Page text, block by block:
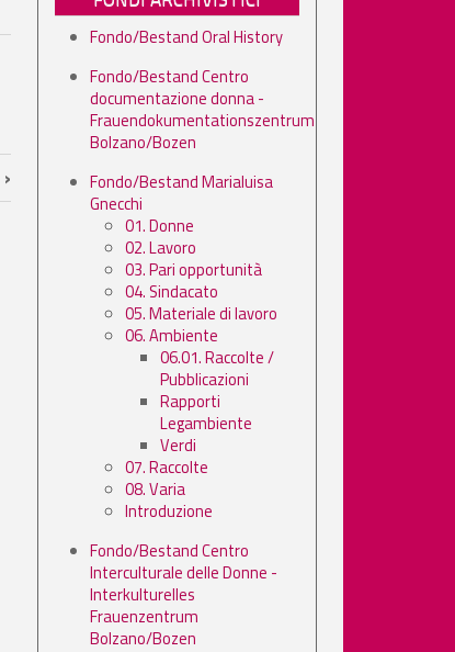
›
Fondo/Bestand Oral History
Fondo/Bestand Centro
documentazione donna -
Frauendokumentationszentrum
Bolzano/Bozen
Fondo/Bestand Marialuisa
Gnecchi
01. Donne
02. Lavoro
03. Pari opportunità
04. Sindacato
05. Materiale di lavoro
06. Ambiente
06.01. Raccolte /
Pubblicazioni
Rapporti
Legambiente
Verdi
07. Raccolte
08. Varia
Introduzione
Fondo/Bestand Centro
Interculturale delle Donne -
Interkulturelles
Frauenzentrum
Bolzano/Bozen